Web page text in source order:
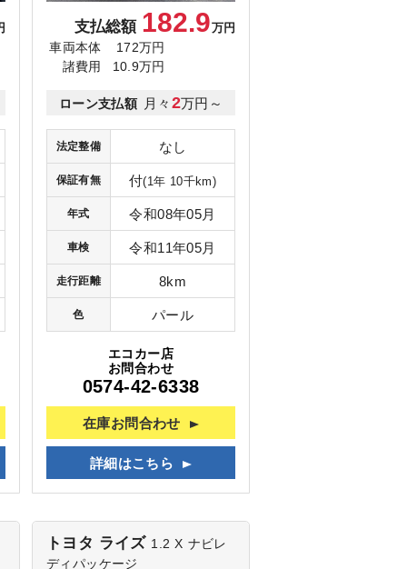
支払総額 182.9万円
車両本体
172万円
諸費用
10.9万円
ローン支払額 月々 2万円～
法定整備 なし
保証有無 付(1年 10千km)
年式 令和08年05月
車検 令和11年05月
走行距離 8km
色 パール
エコカー店
お問合わせ
0574-42-6338
在庫お問合わせ
詳細はこちら
トヨタ ライズ 1.2 X ナビレ
ディパッケージ